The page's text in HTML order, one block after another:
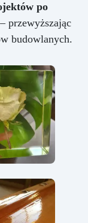
po
przewyższając
budowlanych.